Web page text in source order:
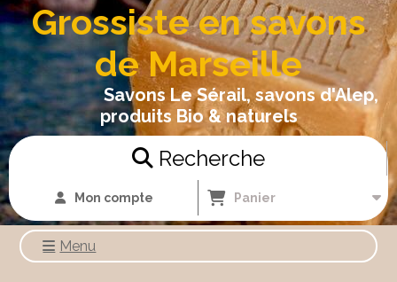
Grossiste en savons
de Marseille
Savons Le Sérail, savons d'Alep,
produits Bio & naturels
Recherche
Mon compte Panier
Menu